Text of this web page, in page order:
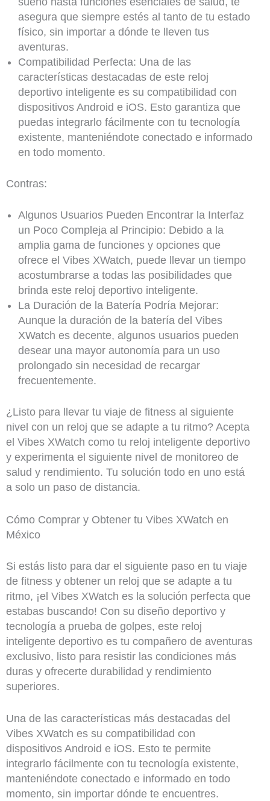
asegura que siempre estés al tanto de tu estado
físico, sin importar a dónde te lleven tus
aventuras.
Compatibilidad Perfecta: Una de las
características destacadas de este reloj
deportivo inteligente es su compatibilidad con
dispositivos Android e iOS. Esto garantiza que
puedas integrarlo fácilmente con tu tecnología
existente, manteniéndote conectado e informado
en todo momento.
Contras:
Algunos Usuarios Pueden Encontrar la Interfaz
un Poco Compleja al Principio: Debido a la
amplia gama de funciones y opciones que
ofrece el Vibes XWatch, puede llevar un tiempo
acostumbrarse a todas las posibilidades que
brinda este reloj deportivo inteligente.
La Duración de la Batería Podría Mejorar:
Aunque la duración de la batería del Vibes
XWatch es decente, algunos usuarios pueden
desear una mayor autonomía para un uso
prolongado sin necesidad de recargar
frecuentemente.
¿Listo para llevar tu viaje de fitness al siguiente
nivel con un reloj que se adapte a tu ritmo? Acepta
el Vibes XWatch como tu reloj inteligente deportivo
y experimenta el siguiente nivel de monitoreo de
salud y rendimiento. Tu solución todo en uno está
a solo un paso de distancia.
Cómo Comprar y Obtener tu Vibes XWatch en
México
Si estás listo para dar el siguiente paso en tu viaje
de fitness y obtener un reloj que se adapte a tu
ritmo, ¡el Vibes XWatch es la solución perfecta que
estabas buscando! Con su diseño deportivo y
tecnología a prueba de golpes, este reloj
inteligente deportivo es tu compañero de aventuras
exclusivo, listo para resistir las condiciones más
duras y ofrecerte durabilidad y rendimiento
superiores.
Una de las características más destacadas del
Vibes XWatch es su compatibilidad con
dispositivos Android e iOS. Esto te permite
integrarlo fácilmente con tu tecnología existente,
manteniéndote conectado e informado en todo
momento, sin importar dónde te encuentres.